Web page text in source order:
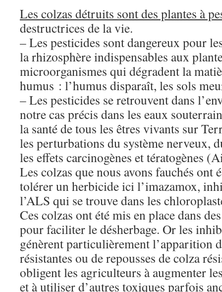
Les colzas détruits sont des plantes à
destructrices de la vie.
– Les pesticides sont dangereux pour
la rhizosphère indispensables aux
microorganismes qui dégradent la
humus : l’humus disparaît, les sols
– Les pesticides se retrouvent dans
notre cas précis dans les eaux
la santé de tous les êtres vivants sur
les perturbations du système nerveux,
les effets carcinogènes et tératogènes
Les colzas que nous avons fauchés ont
tolérer un herbicide ici l’imazamox,
l’ALS qui se trouve dans les
Ces colzas ont été mis en place dans
pour faciliter le désherbage. Or les
génèrent particulièrement l’apparition
résistantes ou de repousses de colza
obligent les agriculteurs à augmenter
et à utiliser d’autres toxiques parfois